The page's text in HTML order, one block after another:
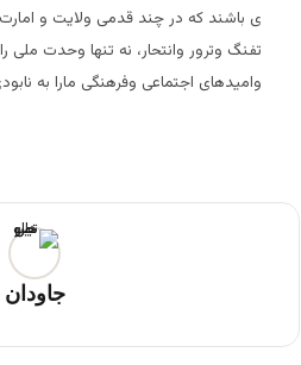
ی باشند که در چند قدمی ولایت و امارت
تفنگ وترور وانتحار، نه تنها وحدت ملی
وامیدهای اجتماعی وفرهنگی مارا به
جاودان